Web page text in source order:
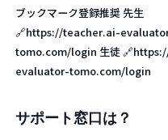
ブックマーク登録推奨 先生
🔗https://teacher.ai-
tomo.com/login 生徒
evaluator-tomo.com/login
サポート窓口は？